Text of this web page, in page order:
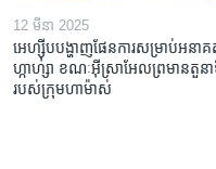
12 មីនា 2025
អេហ្ស៊ីប​បង្ហាញ​ផែនការ​សម្រាប់​អនាគ
ហ្កាហ្សា ខណៈ​អ៊ីស្រាអែល​ព្រមាន​តួន
របស់​ក្រុម​ហាម៉ាស់